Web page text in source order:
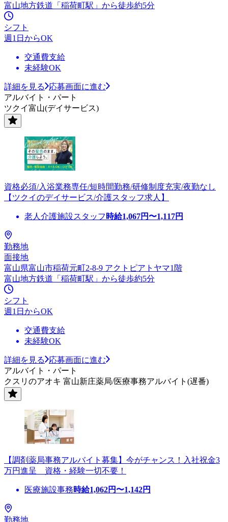
富山地方鉄道「稲荷町駅」から徒歩約5分
シフト
週1日からOK
交通費支給
未経験OK
詳細を見る
応募画面に進む
アルバイト・パート
ツクイ富山(デイサービス)
資格必須/入浴業務専任/短時間勤務/研修制度充実/夜勤なし
【ツクイのデイサービス/介護スタッフ求人】
老人介護施設スタッフ 時給1,067円〜1,117円
勤務地
面接地
富山県富山市稲荷元町2-8-9 アクトピアトヤマ1階
富山地方鉄道「稲荷町駅」から徒歩約5分
シフト
週1日からOK
交通費支給
未経験OK
詳細を見る
応募画面に進む
アルバイト・パート
クスリのアオキ 富山新庄薬局/医療事務アルバイト(遅番)
【調剤薬局事務アルバイト募集】今がチャンス！入社祝金3
万円進呈 資格・経験一切不要！
医療施設事務時給1,062円〜1,142円
勤務地